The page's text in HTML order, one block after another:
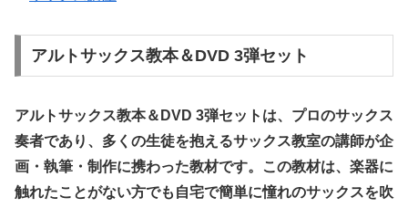
アルトサックス教本＆DVD 3弾セット
アルトサックス教本＆DVD 3弾セットは、プロのサックス
奏者であり、多くの生徒を抱えるサックス教室の講師が企
画・執筆・制作に携わった教材です。この教材は、楽器に
触れたことがない方でも自宅で簡単に憧れのサックスを吹